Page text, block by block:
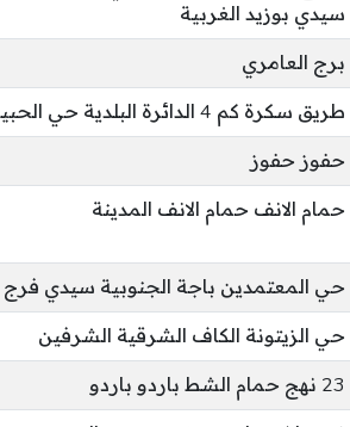
سيدي بوزيد الغربية
برج العامري
طريق سكرة كم 4 الدائرة البلدية حي الحبيب
حفوز حفوز
حمام الانف حمام الانف المدينة
حي المعتمدين باجة الجنوبية سيدي فرج
حي الزيتونة الكاف الشرقية الشرفين
23 نهج حمام الشط باردو باردو